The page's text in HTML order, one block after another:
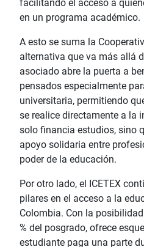
facilitando el acceso a
en un programa académico.
A esto se suma la
alternativa que va más allá
asociado abre la puerta a
pensados especialmente
universitaria, permitiendo
se realice directamente a la
solo financia estudios, sino
apoyo solidaria entre
poder de la educación.
Por otro lado, el ICETEX
pilares en el acceso a la
Colombia. Con la
% del posgrado, ofrece
estudiante paga una parte